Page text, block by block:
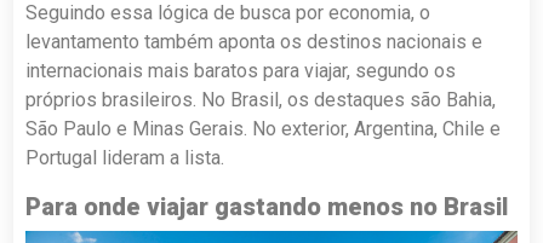
Seguindo essa lógica de busca por economia, o
levantamento também aponta os destinos nacionais e
internacionais mais baratos para viajar, segundo os
próprios brasileiros. No Brasil, os destaques são Bahia,
São Paulo e Minas Gerais. No exterior, Argentina, Chile e
Portugal lideram a lista.
Para onde viajar gastando menos no Brasil